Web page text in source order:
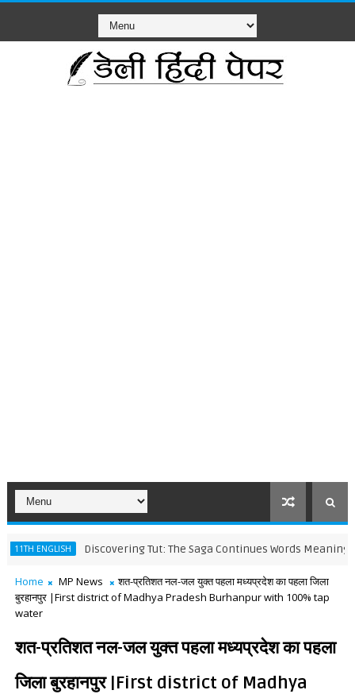
Discovering Tut: The Saga Continues Words Meaning and
Home MP News
शत-प्रतिशत नल-जल युक्त पहला मध्यप्रदेश का पहला जिला
बुरहानपुर |First district of Madhya Pradesh Burhanpur with 100% tap
water
शत-प्रतिशत नल-जल युक्त पहला मध्यप्रदेश का पहला
जिला बुरहानपुर |First district of Madhya